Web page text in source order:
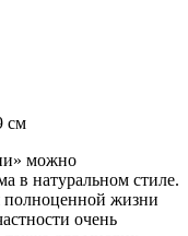
см
можно
в натуральном стиле.
жизни
очень